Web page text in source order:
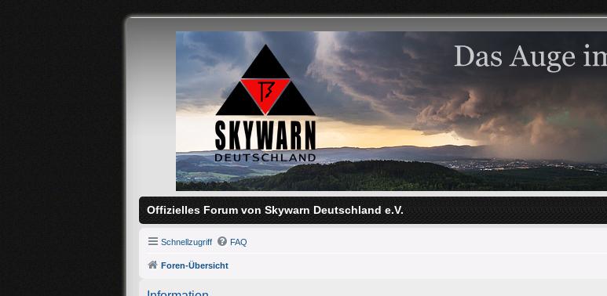
Offizielles Forum von Skywarn Deutschland e.V.
Schnellzugriff FAQ
Foren-Übersicht